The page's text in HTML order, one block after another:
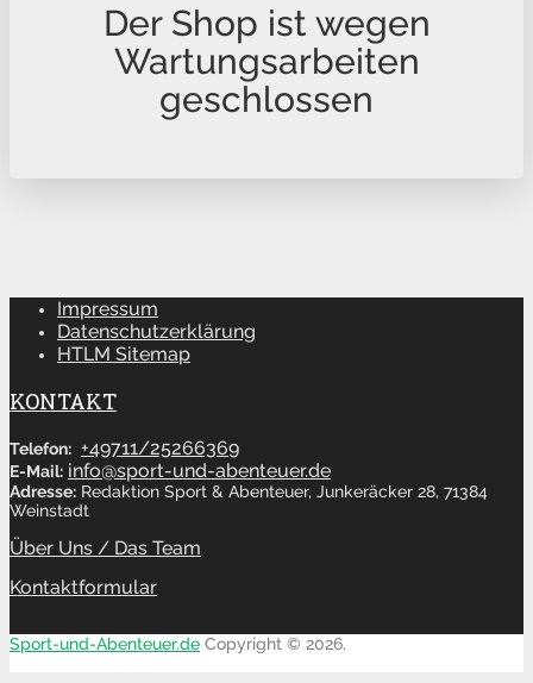
Der Shop ist wegen
Wartungsarbeiten
geschlossen
Impressum
Datenschutzerklärung
HTLM Sitemap
KONTAKT
Telefon: +49711/25266369
E-Mail: info@sport-und-abenteuer.de
Adresse: Redaktion Sport & Abenteuer, Junkeräcker 28, 71384
Weinstadt
Über Uns / Das Team
Kontaktformular
Sport-und-Abenteuer.de Copyright © 2026.